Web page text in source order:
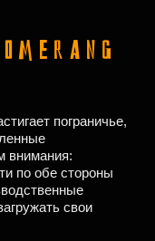
пограничье,
внимания:
по обе стороны
свои